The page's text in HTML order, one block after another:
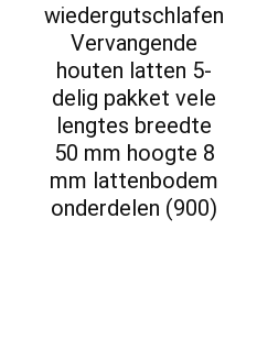
wiedergutschlafen
Vervangende
houten latten 5-
delig pakket vele
lengtes breedte
50 mm hoogte 8
mm lattenbodem
onderdelen (900)